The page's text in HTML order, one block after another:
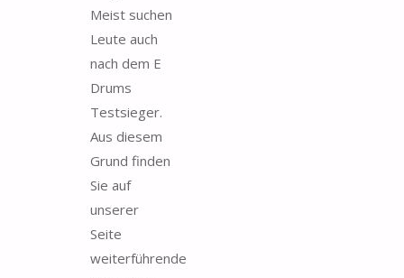
Meist suchen
Leute auch
nach dem E
Drums
Testsieger.
Aus diesem
Grund finden
Sie auf
unserer
Seite
weiterführende